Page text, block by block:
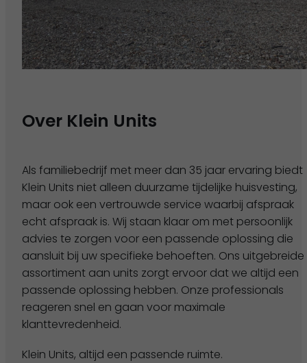
Over Klein Units
Als familiebedrijf met meer dan 35 jaar ervaring biedt
Klein Units niet alleen duurzame tijdelijke huisvesting,
maar ook een vertrouwde service waarbij afspraak
echt afspraak is. Wij staan klaar om met persoonlijk
advies te zorgen voor een passende oplossing die
aansluit bij uw specifieke behoeften. Ons uitgebreide
assortiment aan units zorgt ervoor dat we altijd een
passende oplossing hebben. Onze professionals
reageren snel en gaan voor maximale
klanttevredenheid.
Klein Units, altijd een passende ruimte.